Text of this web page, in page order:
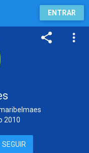
ENTRAR
2010
SEGUIR